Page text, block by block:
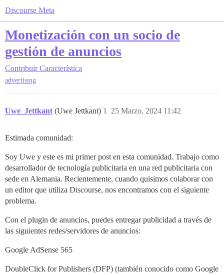
Discourse Meta
Monetización con un socio de
gestión de anuncios
Contribuir Característica
advertising
Uwe_Jettkant (Uwe Jettkant) 25 Marzo, 2024 11:42
1
Estimada comunidad:
Soy Uwe y este es mi primer post en esta comunidad. Trabajo como
desarrollador de tecnología publicitaria en una red publicitaria con
sede en Alemania. Recientemente, cuando quisimos colaborar con
un editor que utiliza Discourse, nos encontramos con el siguiente
problema.
Con el plugin de anuncios, puedes entregar publicidad a través de
las siguientes redes/servidores de anuncios:
Google AdSense 565
DoubleClick for Publishers (DFP) (también conocido como Google